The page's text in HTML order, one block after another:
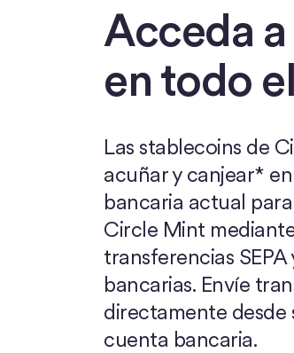
Acceda a
en todo
Las stablecoins de
acuñar y canjear* en
bancaria actual
Circle Mint
transferencias
bancarias. Envíe
directamente desde
cuenta bancaria.